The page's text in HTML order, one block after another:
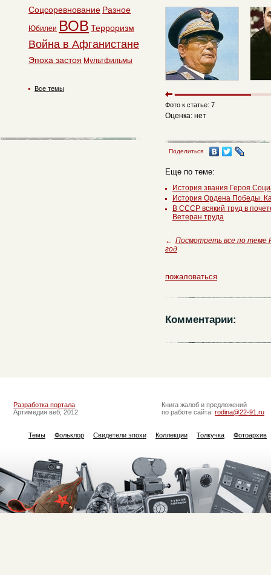
Фото к статье: 7
Оценка: нет
Поделиться
Еще по теме:
История звания Героя
История Ордена Победы.
В СССР всякий труд в
Ветеран труда
← Посмотреть все по теме
год
пожаловаться
Комментарии:
Соцсоревнование Разное
Юбилеи ВОВ Терроризм
Война в Афганистане
Эпоха застоя Мультфильмы
Все темы
Разработка портала
Артимедия веб, 2012
Книга жалоб и предложений
по работе сайта: rodina@22-91.ru
Темы Фольклор Свидетели эпохи Коллекции Толкучка Фотоархив